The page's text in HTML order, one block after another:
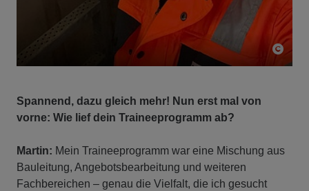
Spannend, dazu gleich mehr! Nun erst mal von
vorne: Wie lief dein Traineeprogramm ab?
Martin: Mein Traineeprogramm war eine Mischung aus
Bauleitung, Angebotsbearbeitung und weiteren
Fachbereichen – genau die Vielfalt, die ich gesucht